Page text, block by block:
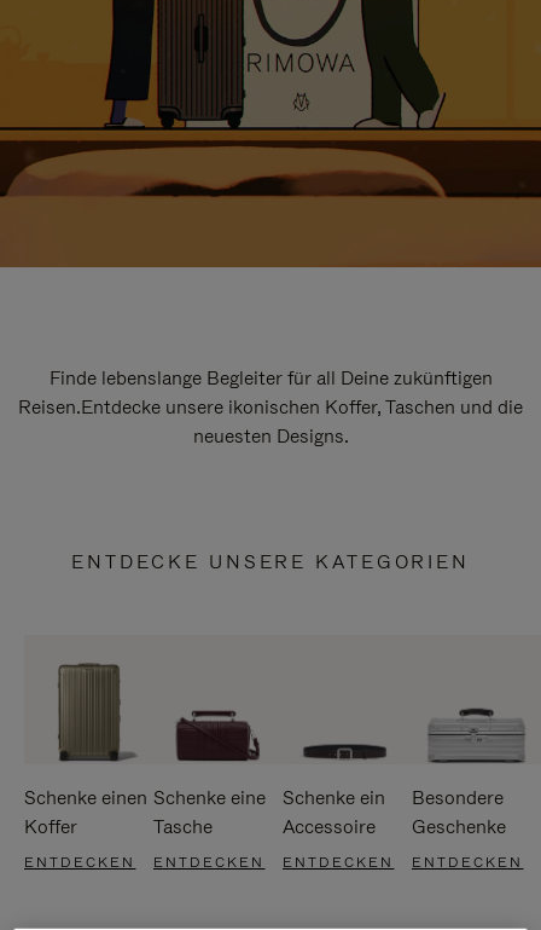
Finde lebenslange Begleiter für all Deine zukünftigen
Reisen.Entdecke unsere ikonischen Koffer, Taschen und die
neuesten Designs.
ENTDECKE UNSERE KATEGORIEN
Schenke einen
Koffer
ENTDECKEN
Schenke eine
Tasche
ENTDECKEN
Schenke ein
Accessoire
ENTDECKEN
Besondere
Geschenke
ENTDECKEN